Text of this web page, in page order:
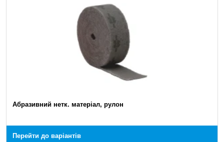
Абразивний нетк. матеріал, рулон
Перейти до варіантів